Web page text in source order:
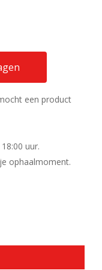
een product
uur.
ophaalmoment.